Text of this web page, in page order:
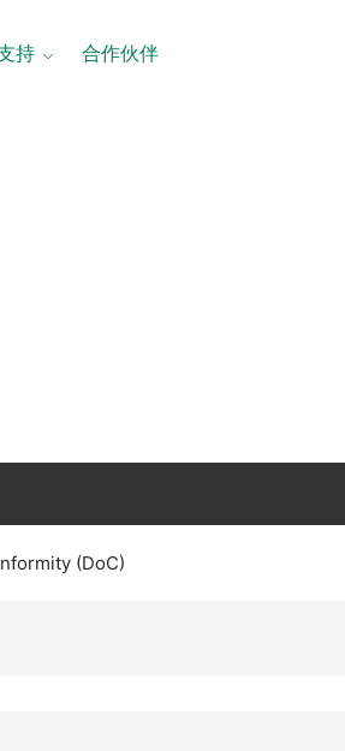
持 合作伙伴
(DoC)